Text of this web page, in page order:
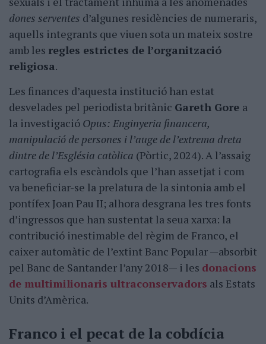
dones serventes d’algunes residències de numeraris,
aquells integrants que viuen sota un mateix sostre
amb les regles estrictes de l’organització
religiosa.
Les finances d’aquesta institució han estat
desvelades pel periodista britànic Gareth Gore a
la investigació Opus: Enginyeria financera,
manipulació de persones i l’auge de l’extrema dreta
dintre de l’Església catòlica (Pòrtic, 2024). A l’assaig
cartografia els escàndols que l’han assetjat i com
va beneficiar-se la prelatura de la sintonia amb el
pontífex Joan Pau II; alhora desgrana les tres fonts
d’ingressos que han sustentat la seua xarxa: la
contribució inestimable del règim de Franco, el
caixer automàtic de l’extint Banc Popular —absorbit
pel Banc de Santander l’any 2018— i les donacions
de multimilionaris ultraconservadors als Estats
Units d’Amèrica.
Franco i el pecat de la cobdícia